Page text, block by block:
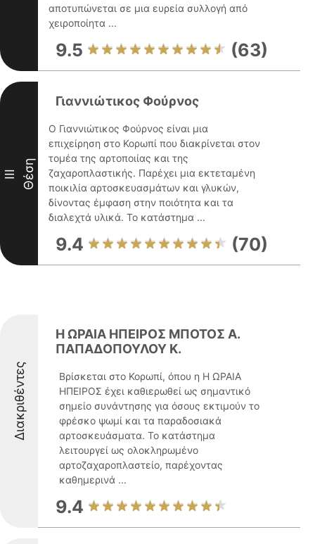
αποτυπώνεται σε μια ευρεία συλλογή από
χειροποίητα ...
9.5 (63)
III Θέση
Γιαννιώτικος Φούρνος
Ο Γιαννιώτικος Φούρνος είναι μια
επιχείρηση στο Κορωπί που διακρίνεται στον
τομέα της αρτοποιίας και της
ζαχαροπλαστικής. Παρέχει μια εκτεταμένη
ποικιλία αρτοσκευασμάτων και γλυκών,
δίνοντας έμφαση στην ποιότητα και τα
διαλεχτά υλικά. Το κατάστημα ...
9.4 (70)
Διακριθέντες
Η ΩΡΑΙΑ ΗΠΕΙΡΟΣ ΜΠΟΤΟΣ Α.
ΠΑΠΑΔΟΠΟΥΛΟΥ Κ.
Βρίσκεται στο Κορωπί, όπου η Η ΩΡΑΙΑ
ΗΠΕΙΡΟΣ έχει καθιερωθεί ως σημαντικό
σημείο συνάντησης για όσους εκτιμούν το
φρέσκο ψωμί και τα παραδοσιακά
αρτοσκευάσματα. Το κατάστημα
λειτουργεί ως ολοκληρωμένο
αρτοζαχαροπλαστείο, παρέχοντας
καθημερινά ...
9.4